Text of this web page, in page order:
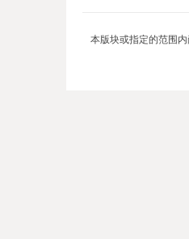
本版块或指定的范围